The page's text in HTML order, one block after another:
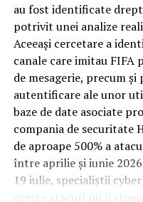
bagaje trase pe roți,
rezervări consecutive în
frecvență ridicată de
orice suprafață, iar
elemente afectate
patului și a ușii de acces.
În etapa de renovare
care iau în calcul
cu rotație mare reduc
decolorare vizibilă în
o decizie care ține mai
au fost identificate
potrivit unei analize
Aceeași cercetare a
canale care imitau FIFA
de mesagerie, precum și
autentificare ale unor
baze de date asociate
compania de securitate
de aproape 500% a
între aprilie și iunie
19 iulie, specialiștii